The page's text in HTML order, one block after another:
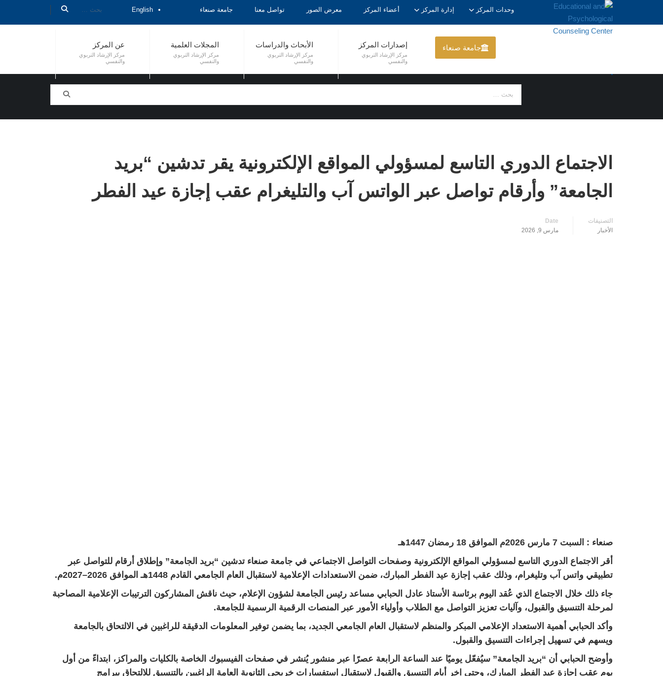
وحدات المركز إدارة المركز أعضاء المركز معرض الصور تواصل معنا جامعة صنعاء English
جامعة صنعاء إصدارات المركز
مركز الإرشاد التربوي
والنفسي
الأبحاث والدراسات
مركز الإرشاد التربوي
والنفسي
المجلات العلمية
مركز الإرشاد التربوي
والنفسي
عن المركز
مركز الإرشاد التربوي
والنفسي
الاجتماع الدوري التاسع لمسؤولي المواقع الإلكترونية يقر تدشين “بريد
الجامعة” وأرقام تواصل عبر الواتس آب والتليغرام عقب إجازة عيد الفطر
التصنيفات
الأخبار
Date
مارس 9, 2026
صنعاء : السبت 7 مارس 2026م الموافق 18 رمضان 1447هـ
أقر الاجتماع الدوري التاسع لمسؤولي المواقع الإلكترونية وصفحات التواصل الاجتماعي في جامعة صنعاء تدشين “بريد الجامعة” وإطلاق أرقام للتواصل عبر
تطبيقي واتس آب وتليغرام، وذلك عقب إجازة عيد الفطر المبارك، ضمن الاستعدادات الإعلامية لاستقبال العام الجامعي القادم 1448هـ الموافق 2026–2027م.
جاء ذلك خلال الاجتماع الذي عُقد اليوم برئاسة الأستاذ عادل الحبابي مساعد رئيس الجامعة لشؤون الإعلام، حيث ناقش المشاركون الترتيبات الإعلامية المصاحبة
لمرحلة التنسيق والقبول، وآليات تعزيز التواصل مع الطلاب وأولياء الأمور عبر المنصات الرقمية الرسمية للجامعة.
وأكد الحبابي أهمية الاستعداد الإعلامي المبكر والمنظم لاستقبال العام الجامعي الجديد، بما يضمن توفير المعلومات الدقيقة للراغبين في الالتحاق بالجامعة
ويسهم في تسهيل إجراءات التنسيق والقبول.
وأوضح الحبابي أن “بريد الجامعة” سيُفعّل يوميًا عند الساعة الرابعة عصرًا عبر منشور يُنشر في صفحات الفيسبوك الخاصة بالكليات والمراكز، ابتداءً من أول
يوم عقب إجازة عيد الفطر المبارك، وحتى اخر أيام التنسيق والقبول لاستقبال استفسارات خريجي الثانوية العامة الراغبين بالتنسيق للالتحاق ببرامج